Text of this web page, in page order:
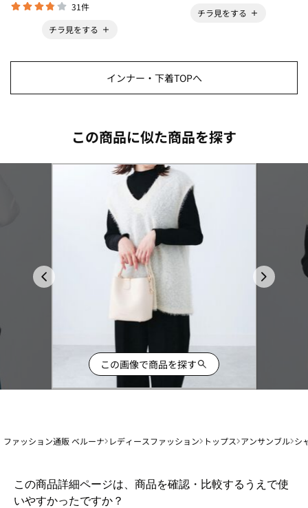
31件
チラ見をする
チラ見をする
インナー・下着TOPへ
この商品に似た商品を探す
この画像で商品を探す
ファッション通販 ベルーナ レディースファッション トップス アンサンブル シ
この商品詳細ページは、商品を確認・比較するうえで使
いやすかったですか？
1
か